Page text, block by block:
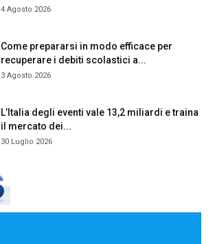
4 Agosto 2026
Come prepararsi in modo efficace per
recuperare i debiti scolastici a...
3 Agosto 2026
L’Italia degli eventi vale 13,2 miliardi e traina
il mercato dei...
30 Luglio 2026